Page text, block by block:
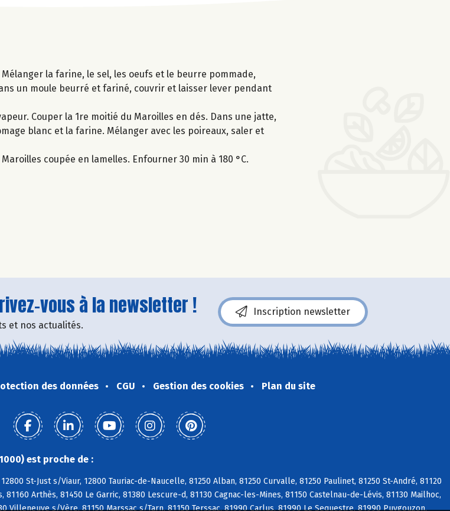
la farine, le sel, les oeufs et le beurre pommade,
un moule beurré et fariné, couvrir et laisser lever pendant
Couper la 1re moitié du Maroilles en dés. Dans une jatte,
blanc et la farine. Mélanger avec les poireaux, saler et
coupée en lamelles. Enfourner 30 min à 180 °C.
vous à la newsletter !
et nos actualités.
Inscription newsletter
des données CGU Gestion des cookies Plan du site
est proche de :
St-Just s/Viaur, 12800 Tauriac-de-Naucelle, 81250 Alban, 81250 Curvalle, 81250 Paulinet, 81250 St-André, 81120
Arthès, 81450 Le Garric, 81380 Lescure-d, 81130 Cagnac-les-Mines, 81150 Castelnau-de-Lévis, 81130 Mailhoc,
Villeneuve s/Vère, 81150 Marssac s/Tarn, 81150 Terssac, 81990 Carlus, 81990 Le Sequestre, 81990 Puygouzon,